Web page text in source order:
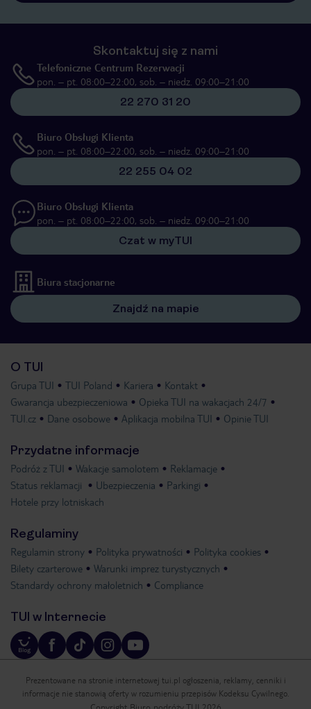
Skontaktuj się z nami
Telefoniczne Centrum Rezerwacji
pon. – pt. 08:00–22:00, sob. – niedz. 09:00–21:00
22 270 31 20
Biuro Obsługi Klienta
pon. – pt. 08:00–22:00, sob. – niedz. 09:00–21:00
22 255 04 02
Biuro Obsługi Klienta
pon. – pt. 08:00–22:00, sob. – niedz. 09:00–21:00
Czat w myTUI
Biura stacjonarne
Znajdź na mapie
O TUI
Grupa TUI TUI Poland Kariera
Kontakt
Gwarancja ubezpieczeniowa
Opieka TUI na wakacjach 24/7
TUI.cz
Dane osobowe Aplikacja mobilna TUI Opinie TUI
Przydatne informacje
Podróż z TUI Wakacje samolotem
Reklamacje
Status reklamacji
Ubezpieczenia
Parkingi
Hotele przy lotniskach
Regulaminy
Regulamin strony Polityka prywatności
Polityka cookies
Bilety czarterowe
Warunki imprez turystycznych
Standardy ochrony małoletnich
Compliance
TUI w Internecie
Prezentowane na stronie internetowej tui.pl ogłoszenia, reklamy, cenniki i
informacje nie stanowią oferty w rozumieniu przepisów Kodeksu Cywilnego.